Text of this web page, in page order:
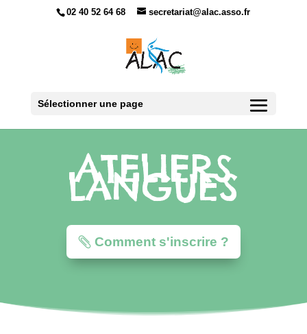
02 40 52 64 68 secretariat@alac.asso.fr
Sélectionner une page
ATELIERS
LANGUES
Comment s'inscrire ?